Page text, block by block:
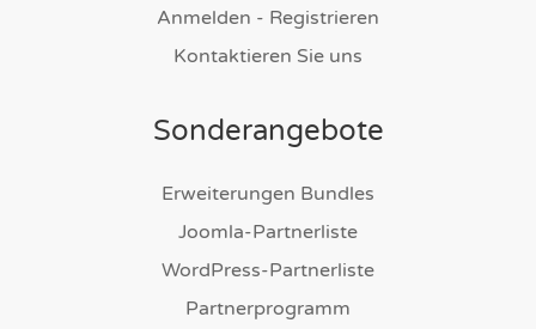
Anmelden - Registrieren
Kontaktieren Sie uns
Sonderangebote
Erweiterungen Bundles
Joomla-Partnerliste
WordPress-Partnerliste
Partnerprogramm